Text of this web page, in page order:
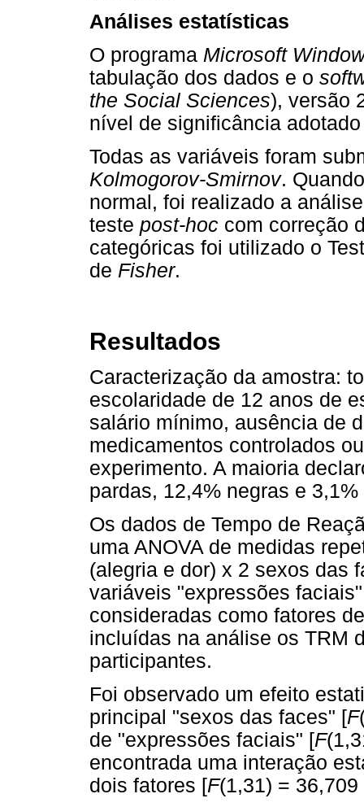
Análises estatísticas
O programa Microsoft
tabulação dos dados e o
the Social Sciences), versão
nível de significância
Todas as variáveis foram
Kolmogorov-Smirnov.
normal, foi realizado a
teste post-hoc com correção
categóricas foi utilizado o
de Fisher.
Resultados
Caracterização da amostra:
escolaridade de 12 anos de
salário mínimo, ausência de
medicamentos controlados
experimento. A maioria
pardas, 12,4% negras e
Os dados de Tempo de
uma ANOVA de medidas
(alegria e dor) x 2 sexos das
variáveis "expressões
consideradas como fatores
incluídas na análise os TRM
participantes.
Foi observado um efeito
principal "sexos das faces" [F
de "expressões faciais" [F
encontrada uma interação
dois fatores [F(1,31) =